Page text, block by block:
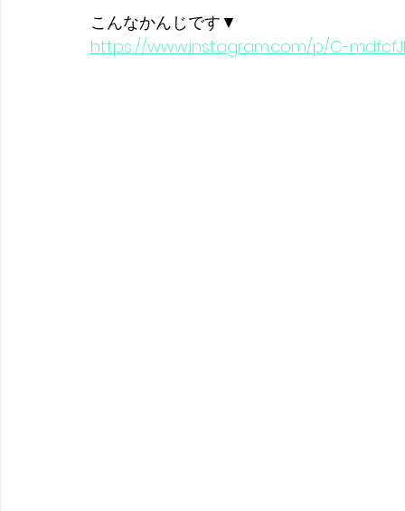
こんなかんじです▼
https://www.instagram.com/p/C-